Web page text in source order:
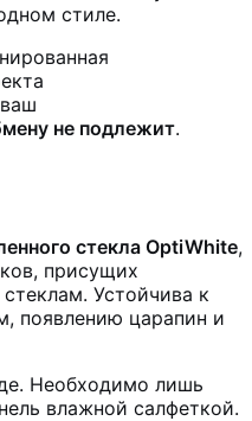
стиле.
не подлежит.
стекла OptiWhite,
присущих
Устойчива к
появлению царапин и
Необходимо лишь
влажной салфеткой.